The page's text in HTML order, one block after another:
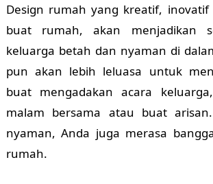
Design rumah yang kreatif,
buat rumah, akan menjadikan
keluarga betah dan nyaman di
pun akan lebih leluasa untuk
buat mengadakan acara
malam bersama atau buat
nyaman, Anda juga merasa
rumah.